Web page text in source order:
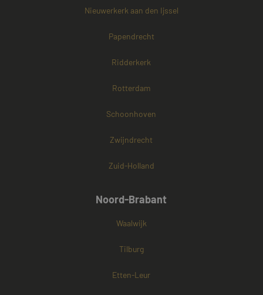
Nieuwerkerk aan den Ijssel
Papendrecht
Ridderkerk
Rotterdam
Schoonhoven
Zwijndrecht
Zuid-Holland
Noord-Brabant
Waalwijk
Tilburg
Etten-Leur